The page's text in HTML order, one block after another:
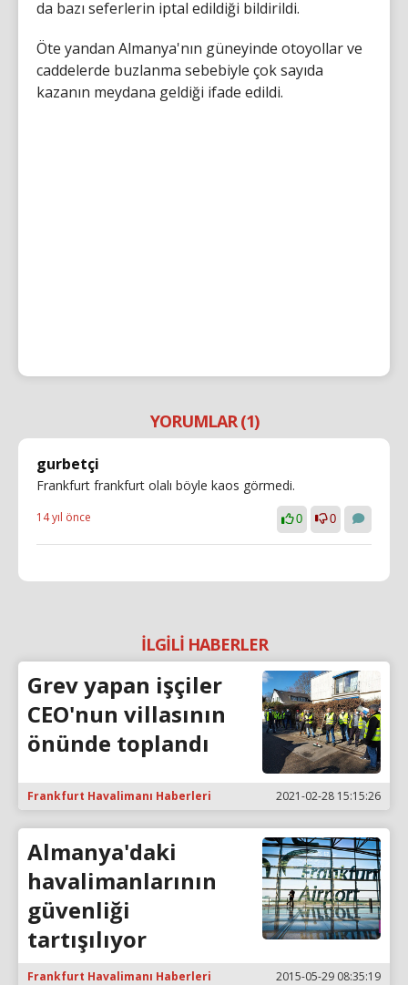
da bazı seferlerin iptal edildiği bildirildi.
Öte yandan Almanya'nın güneyinde otoyollar ve
caddelerde buzlanma sebebiyle çok sayıda
kazanın meydana geldiği ifade edildi.
YORUMLAR (1)
gurbetçi
Frankfurt frankfurt olalı böyle kaos görmedi.
14 yıl önce 0 0
İLGİLİ HABERLER
Grev yapan işçiler
CEO'nun villasının
önünde toplandı
Frankfurt Havalimanı Haberleri 2021-02-28 15:15:26
Almanya'daki
havalimanlarının
güvenliği
tartışılıyor
Frankfurt Havalimanı Haberleri 2015-05-29 08:35:19